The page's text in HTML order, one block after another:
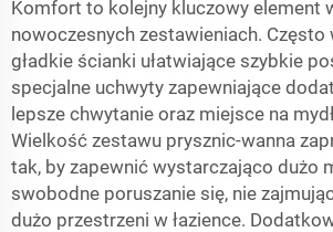
Komfort to kolejny kluczowy element
nowoczesnych zestawieniach. Często
gładkie ścianki ułatwiające szybkie
specjalne uchwyty zapewniające
lepsze chwytanie oraz miejsce na
Wielkość zestawu prysznic-wanna
tak, by zapewnić wystarczająco dużo
swobodne poruszanie się, nie
dużo przestrzeni w łazience.